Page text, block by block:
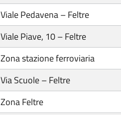
Viale Pedavena – Feltre
Viale Piave, 10 – Feltre
Zona stazione ferroviaria
Via Scuole – Feltre
Zona Feltre